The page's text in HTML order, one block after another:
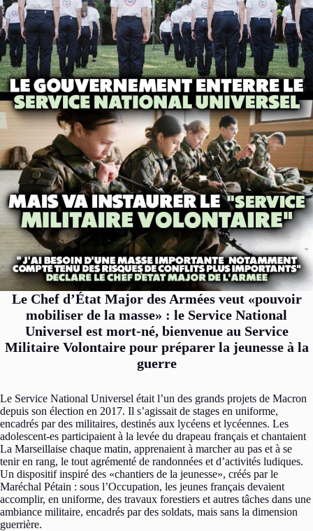
Le Chef d’État Major des Armées veut «pouvoir
mobiliser de la masse» : le Service National
Universel est mort-né, bienvenue au Service
Militaire Volontaire pour préparer la jeunesse à la
guerre
Le Service National Universel était l’un des grands projets de Macron
depuis son élection en 2017. Il s’agissait de stages en uniforme,
encadrés par des militaires, destinés aux lycéens et lycéennes. Les
adolescent-es participaient à la levée du drapeau français et chantaient
La Marseillaise chaque matin, apprenaient à marcher au pas et à se
tenir en rang, le tout agrémenté de randonnées et d’activités ludiques.
Un dispositif inspiré des «chantiers de la jeunesse», créés par le
Maréchal Pétain : sous l’Occupation, les jeunes français devaient
accomplir, en uniforme, des travaux forestiers et autres tâches dans une
ambiance militaire, encadrés par des soldats, mais sans la dimension
guerrière.